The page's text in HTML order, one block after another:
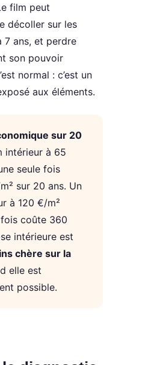
film peut
décoller sur les
7 ans, et perdre
son pouvoir
normal : c’est un
aux éléments.
sur 20
intérieur à 65
seule fois
sur 20 ans. Un
à 120 €/m²
coûte 360
intérieure est
chère sur la
elle est
possible.